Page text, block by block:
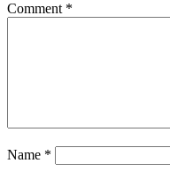
Comment *
Name *